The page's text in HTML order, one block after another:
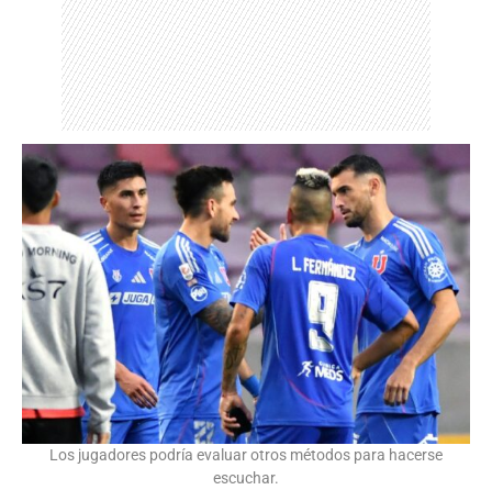
Los jugadores podría evaluar otros métodos para hacerse
escuchar.